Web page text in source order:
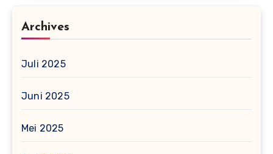
Archives
Juli 2025
Juni 2025
Mei 2025